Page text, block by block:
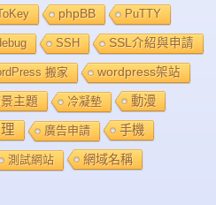
phpBB PuTTY
SSH SSL介紹與申請
搬家 wordpress架站
主題 冷凝墊 動漫
廣告申請 手機
測試網站 網域名稱